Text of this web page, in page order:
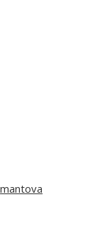
mantova